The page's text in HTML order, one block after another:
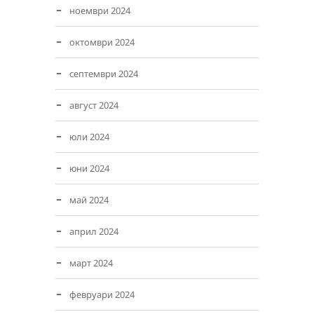
ноември 2024
октомври 2024
септември 2024
август 2024
юли 2024
юни 2024
май 2024
април 2024
март 2024
февруари 2024